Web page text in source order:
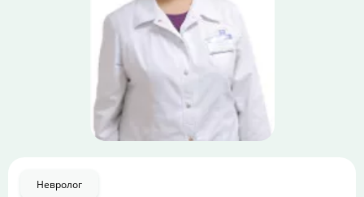
Невролог
Личный кабинет
+7 (812) 435-55-55